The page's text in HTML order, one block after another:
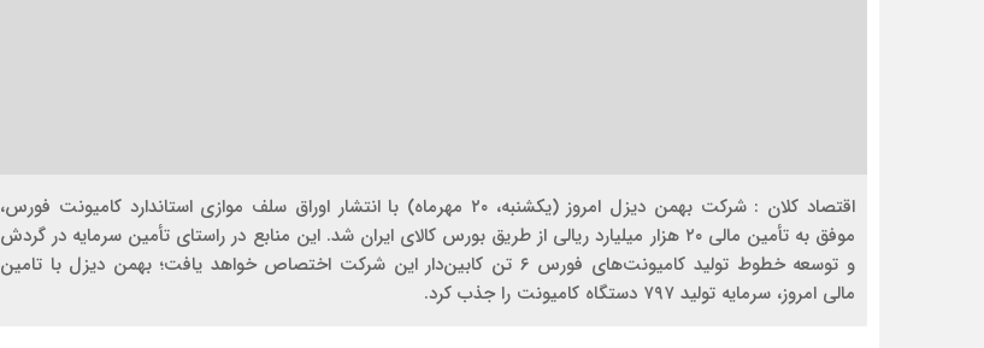
اقتصاد کلان : شرکت بهمن دیزل امروز (یکشنبه، ۲۰ مهرماه) با انتشار اوراق سلف موازی استاندارد کامیونت فورس،
موفق به تأمین مالی ۲۰ هزار میلیارد ریالی از طریق بورس کالای ایران شد. این منابع در راستای تأمین سرمایه در گردش
و توسعه خطوط تولید کامیونت‌های فورس ۶ تن کابین‌دار این شرکت اختصاص خواهد یافت؛ بهمن دیزل با تامین
مالی امروز، سرمایه تولید ۷۹۷ دستگاه کامیونت را جذب کرد.